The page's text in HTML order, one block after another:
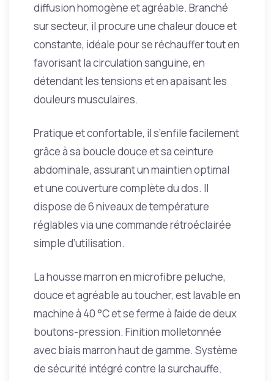
diffusion homogène et agréable. Branché
sur secteur, il procure une chaleur douce et
constante, idéale pour se réchauffer tout en
favorisant la circulation sanguine, en
détendant les tensions et en apaisant les
douleurs musculaires.
Pratique et confortable, il s’enfile facilement
grâce à sa boucle douce et sa ceinture
abdominale, assurant un maintien optimal
et une couverture complète du dos. Il
dispose de 6 niveaux de température
réglables via une commande rétroéclairée
simple d’utilisation.
La housse marron en microfibre peluche,
douce et agréable au toucher, est lavable en
machine à 40 °C et se ferme à l’aide de deux
boutons-pression. Finition molletonnée
avec biais marron haut de gamme. Système
de sécurité intégré contre la surchauffe.